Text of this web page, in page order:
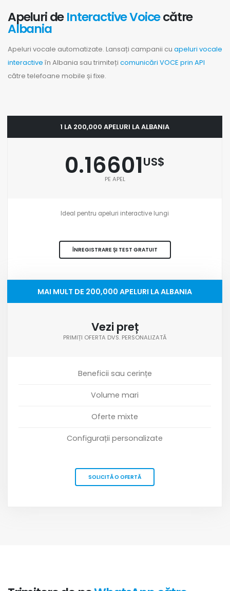
Apeluri deInteractive Voicecătre
Albania
Apeluri vocale automatizate. Lansați campanii cu apeluri vocale
interactive în Albania sau trimiteți comunicări VOCE prin API
către telefoane mobile și fixe.
1 LA 200,000 APELURI LA ALBANIA
0.16601US$
PE APEL
Ideal pentru apeluri interactive lungi
ÎNREGISTRARE ȘI TEST GRATUIT
MAI MULT DE 200,000 APELURI LA ALBANIA
Vezi preț
PRIMIȚI OFERTA DVS. PERSONALIZATĂ
Beneficii sau cerințe
Volume mari
Oferte mixte
Configurații personalizate
SOLICITĂ O OFERTĂ